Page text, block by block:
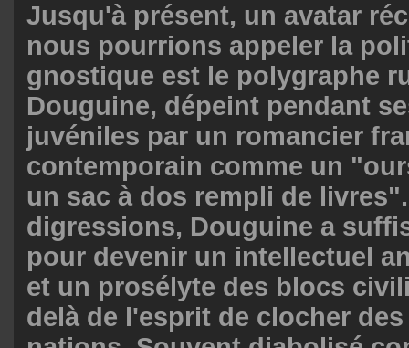
Jusqu'à présent, un avatar
nous pourrions appeler la
gnostique est le polygraphe
Douguine, dépeint pendant
juvéniles par un romancier
contemporain comme un
un sac à dos rempli de
digressions, Douguine a
pour devenir un intellectuel
et un prosélyte des blocs
delà de l'esprit de clocher